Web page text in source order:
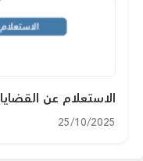
الاستعلام عن
25/10/2025